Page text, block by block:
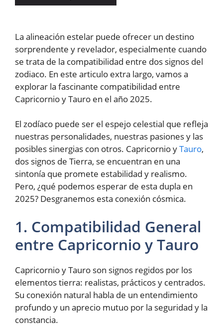
La alineación estelar puede ofrecer un destino
sorprendente y revelador, especialmente cuando
se trata de la compatibilidad entre dos signos del
zodiaco. En este articulo extra largo, vamos a
explorar la fascinante compatibilidad entre
Capricornio y Tauro en el año 2025.
El zodíaco puede ser el espejo celestial que refleja
nuestras personalidades, nuestras pasiones y las
posibles sinergias con otros. Capricornio yTauro,
dos signos de Tierra, se encuentran en una
sintonía que promete estabilidad y realismo.
Pero, ¿qué podemos esperar de esta dupla en
2025? Desgranemos esta conexión cósmica.
1. Compatibilidad General
entre Capricornio y Tauro
Capricornio y Tauro son signos regidos por los
elementos tierra: realistas, prácticos y centrados.
Su conexión natural habla de un entendimiento
profundo y un aprecio mutuo por la seguridad y la
constancia.